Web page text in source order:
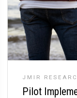
JMIR
Pilot